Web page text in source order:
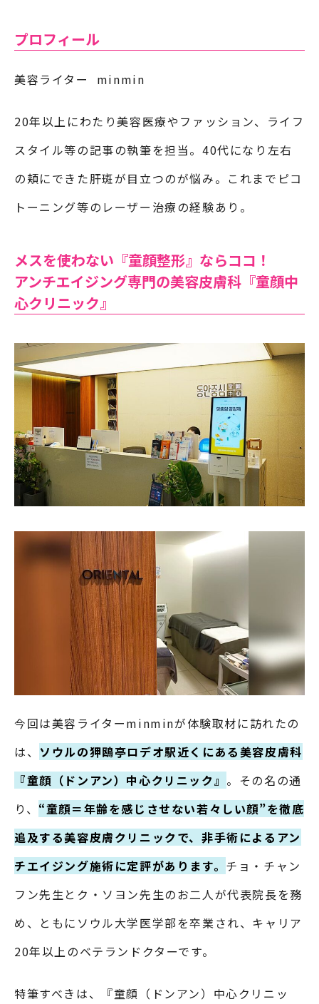
プロフィール
美容ライター minmin
20年以上にわたり美容医療やファッション、ライフ
スタイル等の記事の執筆を担当。40代になり左右
の頬にできた肝斑が目立つのが悩み。これまでピコ
トーニング等のレーザー治療の経験あり。
メスを使わない『童顔整形』ならココ！
アンチエイジング専門の美容皮膚科『童顔中
心クリニック』
今回は美容ライターminminが体験取材に訪れたの
は、 ソウルの狎鴎亭ロデオ駅近くにある美容皮膚科
『童顔（ドンアン）中心クリニック』 。その名の通
り、 “童顔＝年齢を感じさせない若々しい顔”を徹底
追及する美容皮膚クリニックで、非手術によるアン
チエイジング施術に定評があります。 チョ・チャン
フン先生とク・ソヨン先生のお二人が代表院長を務
め、ともにソウル大学医学部を卒業され、キャリア
20年以上のベテランドクターです。
特筆すべきは、『童顔（ドンアン）中心クリニッ